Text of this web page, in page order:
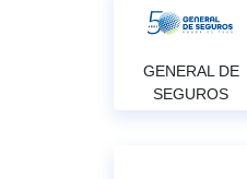
GENERAL DE
SEGUROS